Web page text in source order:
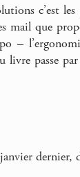
c’est
que
–
livre passe
dernier,